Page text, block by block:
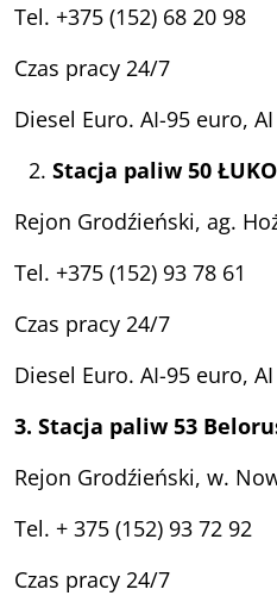
Tel. +375 (152) 68 20 98
Czas pracy 24/7
Diesel Euro. AI-95 euro,
Stacja paliw 50
Rejon Grodźieński, ag.
Tel. +375 (152) 93 78 61
Czas pracy 24/7
Diesel Euro. AI-95 euro,
3. Stacja paliw 53
Rejon Grodźieński, w.
Tel. + 375 (152) 93 72 92
Czas pracy 24/7